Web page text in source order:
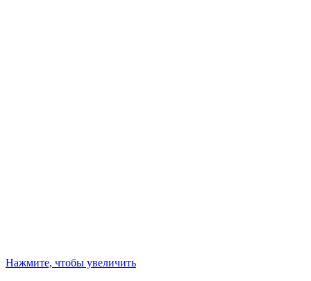
Нажмите, чтобы увеличить